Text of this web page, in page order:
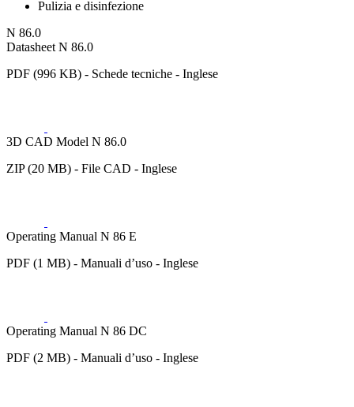
Pulizia e disinfezione
N 86.0
Datasheet N 86.0
PDF (996 KB) - Schede tecniche - Inglese
3D CAD Model N 86.0
ZIP (20 MB) - File CAD - Inglese
Operating Manual N 86 E
PDF (1 MB) - Manuali d’uso - Inglese
Operating Manual N 86 DC
PDF (2 MB) - Manuali d’uso - Inglese